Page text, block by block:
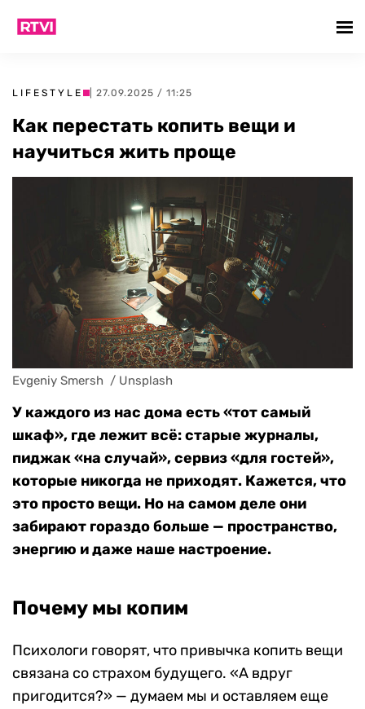
LIFESTYLE | 27.09.2025 / 11:25
Как перестать копить вещи и
научиться жить проще
Evgeniy Smersh  / Unsplash
У каждого из нас дома есть «тот самый
шкаф», где лежит всё: старые журналы,
пиджак «на случай», сервиз «для гостей»,
которые никогда не приходят. Кажется, что
это просто вещи. Но на самом деле они
забирают гораздо больше — пространство,
энергию и даже наше настроение.
Почему мы копим
Психологи говорят, что привычка копить вещи
связана со страхом будущего. «А вдруг
пригодится?» — думаем мы и оставляем еще